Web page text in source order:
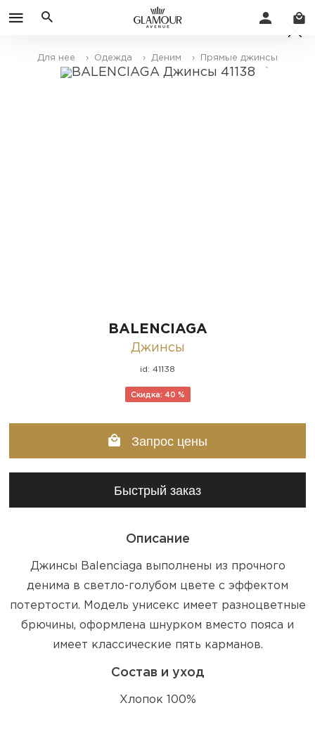
Для нее › Одежда › Деним › Прямые джинсы
BALENCIAGA
Джинсы
id: 41138
Скидка: 40 %
Запрос цены
Быстрый заказ
Описание
Джинсы Balenciaga выполнены из прочного
денима в светло-голубом цвете с эффектом
потертости. Модель унисекс имеет разноцветные
брючины, оформлена шнурком вместо пояса и
имеет классические пять карманов.
Состав и уход
Хлопок 100%